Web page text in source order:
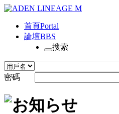
首頁Portal
論壇BBS
搜索
密碼